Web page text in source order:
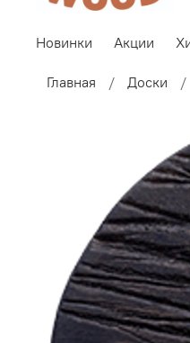
Новинки Акции
Главная Доски